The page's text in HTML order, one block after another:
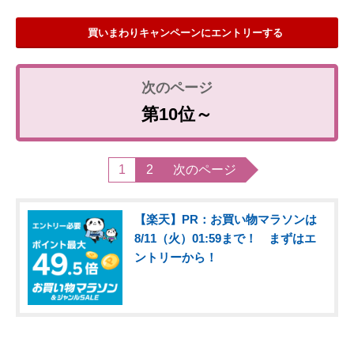
買いまわりキャンペーンにエントリーする
第10位～
1 2 次のページ
【楽天】PR：お買い物マラソンは
8/11（火）01:59まで！ まずはエ
ントリーから！